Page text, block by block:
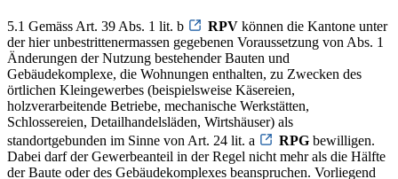
5.1 Gemäss Art. 39 Abs. 1 lit. b RPV können die Kantone unter
der hier unbestrittenermassen gegebenen Voraussetzung von Abs. 1
Änderungen der Nutzung bestehender Bauten und
Gebäudekomplexe, die Wohnungen enthalten, zu Zwecken des
örtlichen Kleingewerbes (beispielsweise Käsereien,
holzverarbeitende Betriebe, mechanische Werkstätten,
Schlossereien, Detailhandelsläden, Wirtshäuser) als
standortgebunden im Sinne von Art. 24 lit. a
RPG bewilligen.
Dabei darf der Gewerbeanteil in der Regel nicht mehr als die Hälfte
der Baute oder des Gebäudekomplexes beanspruchen. Vorliegend